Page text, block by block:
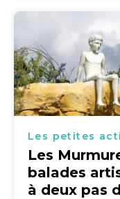
Les petites
Les
balades
à deux pas